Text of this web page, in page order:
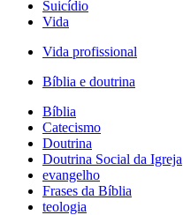
Suicídio
Vida
Vida profissional
Bíblia e doutrina
Bíblia
Catecismo
Doutrina
Doutrina Social da Igreja
evangelho
Frases da Bíblia
teologia